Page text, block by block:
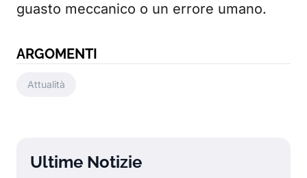
guasto meccanico o un errore umano.
ARGOMENTI
Attualità
Ultime Notizie